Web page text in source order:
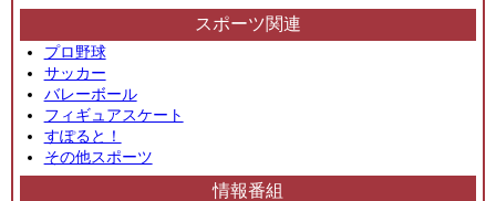
スポーツ関連
プロ野球
サッカー
バレーボール
フィギュアスケート
すぽると！
その他スポーツ
情報番組